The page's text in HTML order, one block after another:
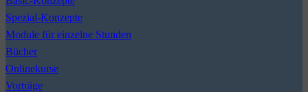
Spezial-Konzepte
Module für einzelne Stunden
Bücher
Onlinekurse
Vorträge